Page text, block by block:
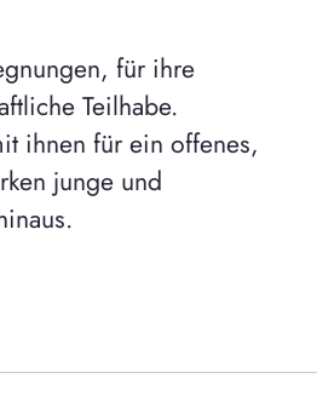
für ihre
Teilhabe.
ihnen für ein offenes,
junge und